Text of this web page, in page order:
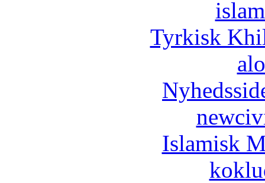
Tyrkisk
Islamisk